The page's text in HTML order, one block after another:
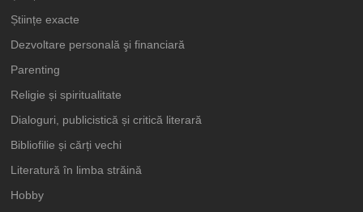
Științe exacte
Dezvoltare personală şi financiară
Parenting
Religie și spiritualitate
Dialoguri, publicistică și critică literară
Bibliofilie și cărți vechi
Literatură în limba străină
Hobby